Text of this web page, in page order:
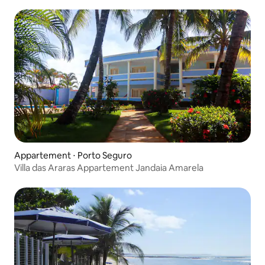
Appartement ⋅ Porto Seguro
Villa das Araras Appartement Jandaia Amarela